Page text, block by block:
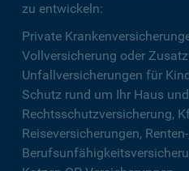
zu entwickeln:
Private
Vollversicherung oder
Unfallversicherungen für
Schutz rund um Ihr Haus
Rechtsschutzversicherung,
Reiseversicherungen,